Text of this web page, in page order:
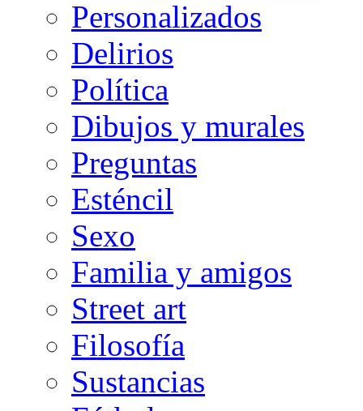
Personalizados
Delirios
Política
Dibujos y murales
Preguntas
Esténcil
Sexo
Familia y amigos
Street art
Filosofía
Sustancias